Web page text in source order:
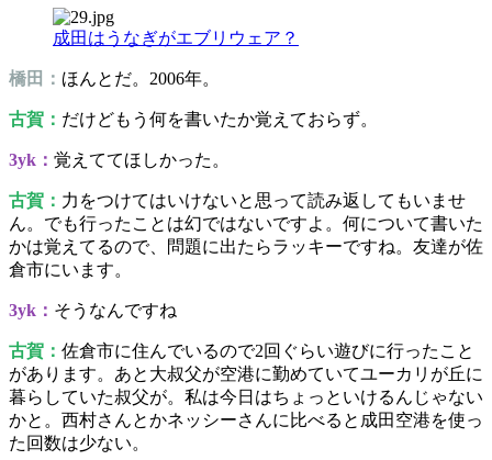
成田はうなぎがエブリウェア？
橋田： ほんとだ。2006年。
古賀： だけどもう何を書いたか覚えておらず。
3yk： 覚えててほしかった。
古賀： 力をつけてはいけないと思って読み返してもいませ
ん。でも行ったことは幻ではないですよ。何について書いた
かは覚えてるので、問題に出たらラッキーですね。友達が佐
倉市にいます。
3yk： そうなんですね
古賀： 佐倉市に住んでいるので2回ぐらい遊びに行ったこと
があります。あと大叔父が空港に勤めていてユーカリが丘に
暮らしていた叔父が。私は今日はちょっといけるんじゃない
かと。西村さんとかネッシーさんに比べると成田空港を使っ
た回数は少ない。